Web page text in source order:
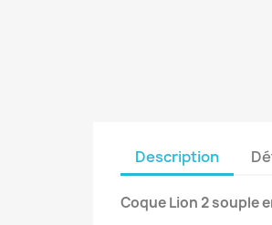
Description
Coque Lion 2 souple